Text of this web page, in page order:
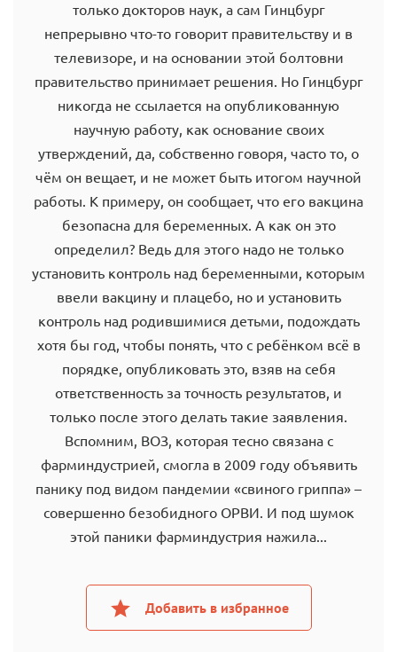
только докторов наук, а сам Гинцбург
непрерывно что-то говорит правительству и в
телевизоре, и на основании этой болтовни
правительство принимает решения. Но Гинцбург
никогда не ссылается на опубликованную
научную работу, как основание своих
утверждений, да, собственно говоря, часто то, о
чём он вещает, и не может быть итогом научной
работы. К примеру, он сообщает, что его вакцина
безопасна для беременных. А как он это
определил? Ведь для этого надо не только
установить контроль над беременными, которым
ввели вакцину и плацебо, но и установить
контроль над родившимися детьми, подождать
хотя бы год, чтобы понять, что с ребёнком всё в
порядке, опубликовать это, взяв на себя
ответственность за точность результатов, и
только после этого делать такие заявления.
Вспомним, ВОЗ, которая тесно связана с
фарминдустрией, смогла в 2009 году объявить
панику под видом пандемии «свиного гриппа» –
совершенно безобидного ОРВИ. И под шумок
этой паники фарминдустрия нажила...
Добавить в избранное